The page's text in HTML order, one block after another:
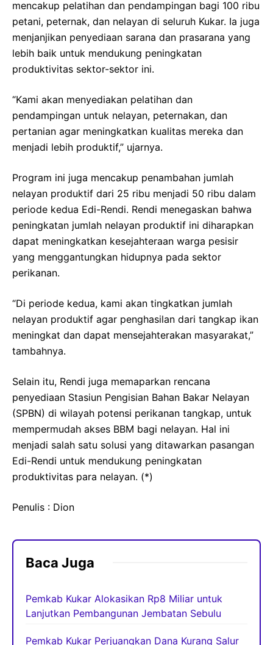
mencakup pelatihan dan pendampingan bagi 100 ribu
petani, peternak, dan nelayan di seluruh Kukar. Ia juga
menjanjikan penyediaan sarana dan prasarana yang
lebih baik untuk mendukung peningkatan
produktivitas sektor-sektor ini.
“Kami akan menyediakan pelatihan dan
pendampingan untuk nelayan, peternakan, dan
pertanian agar meningkatkan kualitas mereka dan
menjadi lebih produktif,” ujarnya.
Program ini juga mencakup penambahan jumlah
nelayan produktif dari 25 ribu menjadi 50 ribu dalam
periode kedua Edi-Rendi. Rendi menegaskan bahwa
peningkatan jumlah nelayan produktif ini diharapkan
dapat meningkatkan kesejahteraan warga pesisir
yang menggantungkan hidupnya pada sektor
perikanan.
“Di periode kedua, kami akan tingkatkan jumlah
nelayan produktif agar penghasilan dari tangkap ikan
meningkat dan dapat mensejahterakan masyarakat,”
tambahnya.
Selain itu, Rendi juga memaparkan rencana
penyediaan Stasiun Pengisian Bahan Bakar Nelayan
(SPBN) di wilayah potensi perikanan tangkap, untuk
mempermudah akses BBM bagi nelayan. Hal ini
menjadi salah satu solusi yang ditawarkan pasangan
Edi-Rendi untuk mendukung peningkatan
produktivitas para nelayan. (*)
Penulis : Dion
Baca Juga
Pemkab Kukar Alokasikan Rp8 Miliar untuk
Lanjutkan Pembangunan Jembatan Sebulu
Pemkab Kukar Perjuangkan Dana Kurang Salur